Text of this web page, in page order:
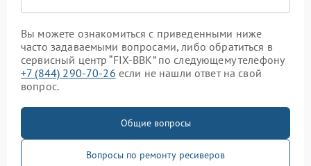
Вы можете ознакомиться с приведенными ниже
часто задаваемыми вопросами, либо обратиться в
сервисный центр “FIX-BBK” по следующему телефону
+7 (844) 290-70-26 если не нашли ответ на свой
вопрос.
Общие вопросы
Вопросы по ремонту ресиверов